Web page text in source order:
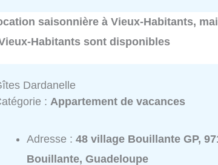
saisonnière à Vieux-Habitants,
Habitants sont disponibles
Dardanelle
: Appartement de vacances
Adresse :48 village Bouillante GP,
Bouillante, Guadeloupe